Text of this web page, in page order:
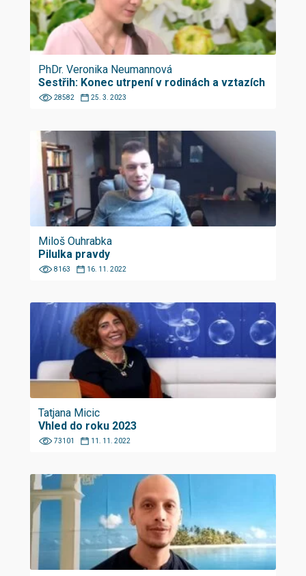
PhDr. Veronika Neumannová
Sestřih: Konec utrpení v rodinách a vztazích
28582 25. 3. 2023
Miloš Ouhrabka
Pilulka pravdy
8163 16. 11. 2022
Tatjana Micic
Vhled do roku 2023
73101 11. 11. 2022